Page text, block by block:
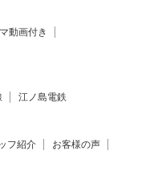
動画付き
江ノ島電鉄
フ紹介
お客様の声